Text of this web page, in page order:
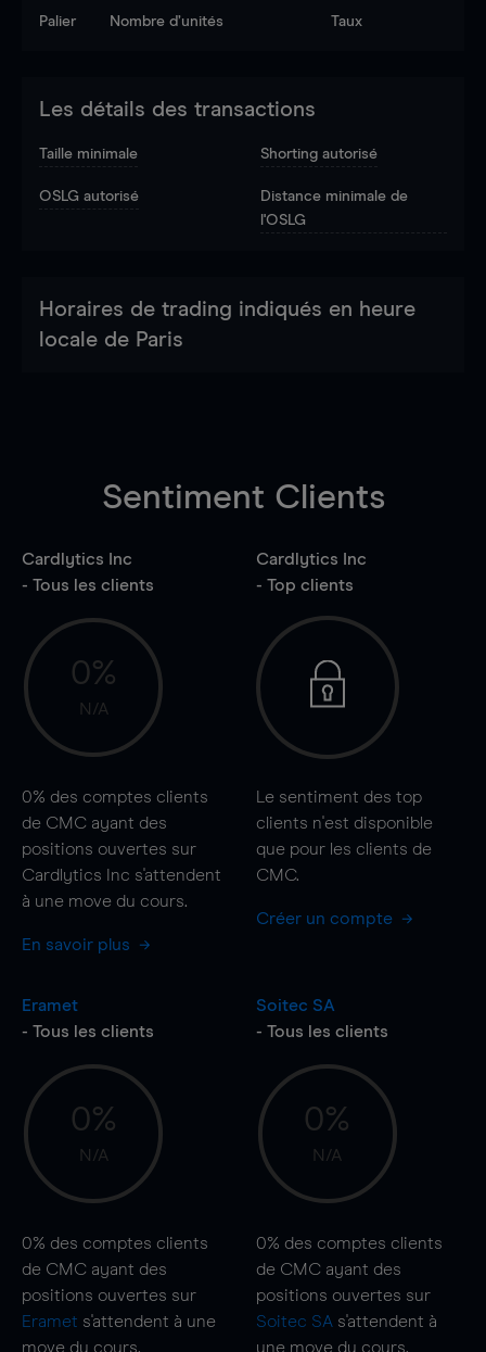
Palier Nombre d’unités Taux
Les détails des transactions
Taille minimale Shorting autorisé
OSLG autorisé
Distance minimale de
l'OSLG
Horaires de trading indiqués en heure
locale de Paris
Sentiment Clients
Cardlytics Inc
- Tous les clients
0%
N/A
0% des comptes clients
de CMC ayant des
positions ouvertes sur
Cardlytics Inc s'attendent
à une move du cours.
En savoir plus
Cardlytics Inc
- Top clients
Le sentiment des top
clients n'est disponible
que pour les clients de
CMC.
Créer un compte
Eramet
- Tous les clients
0%
N/A
0% des comptes clients
de CMC ayant des
positions ouvertes sur
Eramet s'attendent à une
move du cours.
Soitec SA
- Tous les clients
0%
N/A
0% des comptes clients
de CMC ayant des
positions ouvertes sur
Soitec SA s'attendent à
une move du cours.